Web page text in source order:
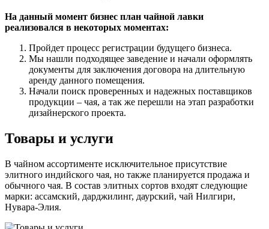
На данный момент бизнес план чайной лавки
реализовался в некоторых моментах:
Пройдет процесс регистрации будущего бизнеса.
Мы нашли подходящее заведение и начали оформлять
документы для заключения договора на длительную
аренду данного помещения.
Начали поиск проверенных и надежных поставщиков
продукции – чая, а так же перешли на этап разработки
дизайнерского проекта.
Товары и услуги
В чайном ассортименте исключительное присутствие
элитного индийского чая, но также планируется продажа и
обычного чая. В состав элитных сортов входят следующие
марки: ассамский, дарджилинг, даурский, чай Нилгири,
Нувара-Элия.